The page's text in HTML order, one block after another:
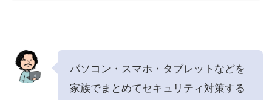
パソコン・スマホ・タブレットなどを
家族でまとめてセキュリティ対策する